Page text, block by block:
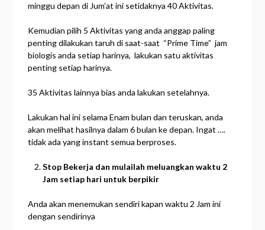
minggu depan di Jum’at ini setidaknya 40 Aktivitas.
Kemudian pilih 5 Aktivitas yang anda anggap paling
penting dilakukan taruh di saat-saat “Prime Time” jam
biologis anda setiap harinya, lakukan satu aktivitas
penting setiap harinya.
35 Aktivitas lainnya bias anda lakukan setelahnya.
Lakukan hal ini selama Enam bulan dan teruskan, anda
akan melihat hasilnya dalam 6 bulan ke depan. Ingat ….
tidak ada yang instant semua berproses.
Stop Bekerja dan mulailah meluangkan waktu 2
Jam setiap hari untuk berpikir
Anda akan menemukan sendiri kapan waktu 2 Jam ini
dengan sendirinya